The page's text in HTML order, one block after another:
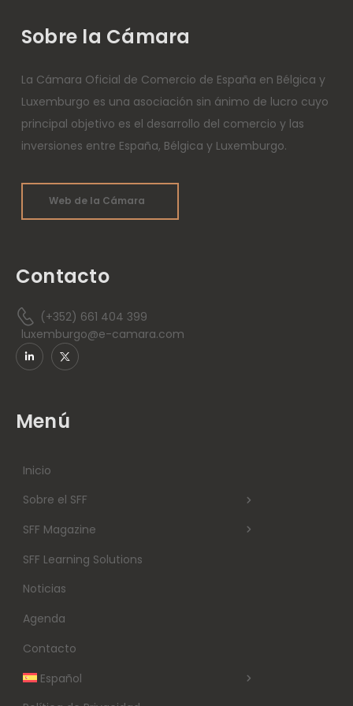
Sobre la Cámara
La Cámara Oficial de Comercio de España en Bélgica y
Luxemburgo es una asociación sin ánimo de lucro cuyo
principal objetivo es el desarrollo del comercio y las
inversiones entre España, Bélgica y Luxemburgo.
Web de la Cámara
Contacto
(+352) 661 404 399
luxemburgo@e-camara.com
Menú
Inicio
Sobre el SFF
SFF Magazine
SFF Learning Solutions
Noticias
Agenda
Contacto
Español